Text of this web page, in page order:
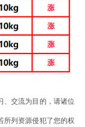
、交流为目的，请诸位
所列资源侵犯了您的权